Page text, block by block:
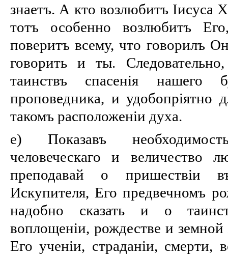
знаетъ. А кто возлюбитъ Іисуса
тотъ особенно возлюбитъ
поверитъ всему, что говорилъ
говорить и ты.
таинствъ спасенія
проповедника, и удобопріятно
такомъ расположеніи духа.
е) Показавъ
человеческаго и величество
преподавай о пришествіи
Искупителя, Его предвечномъ
надобно сказать и о
воплощеніи, рождестве и
Его ученіи, страданіи, смерти,